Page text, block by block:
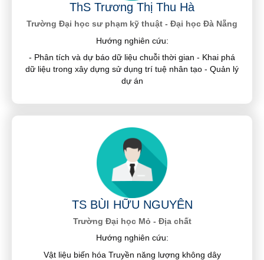
ThS Trương Thị Thu Hà
Trường Đại học sư phạm kỹ thuật - Đại học Đà Nẵng
Hướng nghiên cứu:
- Phân tích và dự báo dữ liệu chuỗi thời gian - Khai phá
dữ liệu trong xây dựng sử dụng trí tuệ nhân tạo - Quản lý
dự án
TS BÙI HỮU NGUYÊN
Trường Đại học Mỏ - Địa chất
Hướng nghiên cứu:
Vật liệu biến hóa Truyền năng lượng không dây